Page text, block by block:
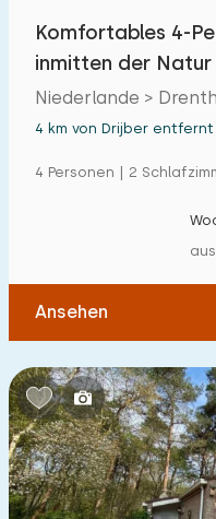
Komfortables 4-
inmitten der
Niederlande >
4 km von Drijber entfernt
4 Personen | 2
Ansehen